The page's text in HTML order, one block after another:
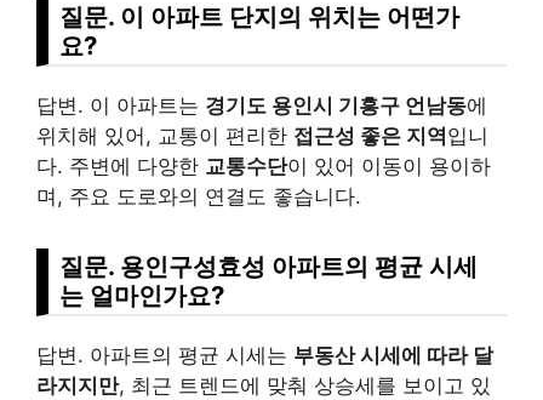
질문. 이 아파트 단지의 위치는 어떤가
요?
답변. 이 아파트는 경기도 용인시 기흥구 언남동에
위치해 있어, 교통이 편리한 접근성 좋은 지역입니
다. 주변에 다양한 교통수단이 있어 이동이 용이하
며, 주요 도로와의 연결도 좋습니다.
질문. 용인구성효성 아파트의 평균 시세
는 얼마인가요?
답변. 아파트의 평균 시세는 부동산 시세에 따라 달
라지지만, 최근 트렌드에 맞춰 상승세를 보이고 있